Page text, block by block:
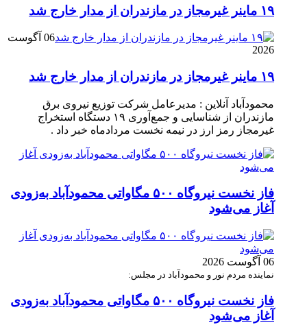
۱۹ ماینر غیرمجاز در مازندران از مدار خارج شد
06 آگوست
2026
۱۹ ماینر غیرمجاز در مازندران از مدار خارج شد
محمودآباد آنلاین : مدیرعامل شرکت توزیع نیروی برق
مازندران از شناسایی و جمع‌آوری ۱۹ دستگاه استخراج
غیرمجاز رمز ارز در نیمه نخست مردادماه خبر داد .
فاز نخست نیروگاه ۵۰۰ مگاواتی محمودآباد به‌زودی
آغاز می‌شود
06 آگوست 2026
نماینده مردم نور و محمودآباد در مجلس:
فاز نخست نیروگاه ۵۰۰ مگاواتی محمودآباد به‌زودی
آغاز می‌شود